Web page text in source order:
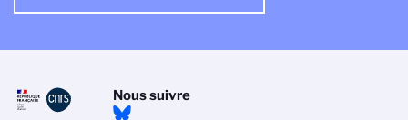
Nous suivre